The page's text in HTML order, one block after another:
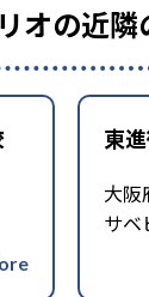
オの近隣
東
大阪
サベ